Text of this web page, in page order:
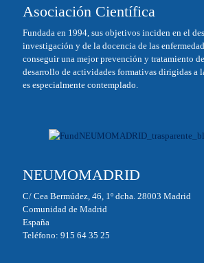
ok
Asociación Científica
Fundada en 1994, sus objetivos inciden en el
investigación y de la docencia de las
conseguir una mejor prevención y tratamiento
desarrollo de actividades formativas dirigidas a
es especialmente contemplado.
NEUMOMADRID
C/ Cea Bermúdez, 46, 1º dcha. 28003 Madrid
Comunidad de Madrid
España
Teléfono: 915 64 35 25